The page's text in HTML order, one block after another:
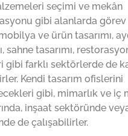
seçimi ve mekân
gibi alanlarda
ve ürün tasarımı,
sahne tasarımı,
gibi farklı sektörlerde de
Kendi tasarım ofislerini
gibi, mimarlık ve iç
inşaat sektöründe
de çalışabilirler.